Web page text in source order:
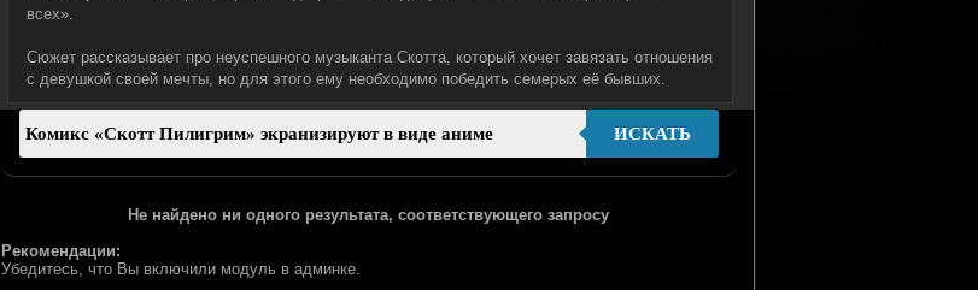
всех».
Сюжет рассказывает про неуспешного музыканта Скотта, который хочет завязать отношения
с девушкой своей мечты, но для этого ему необходимо победить семерых её бывших.
ИСКАТЬ
Не найдено ни одного результата, соответствующего запросу
Рекомендации:
Убедитесь, что Вы включили модуль в админке.